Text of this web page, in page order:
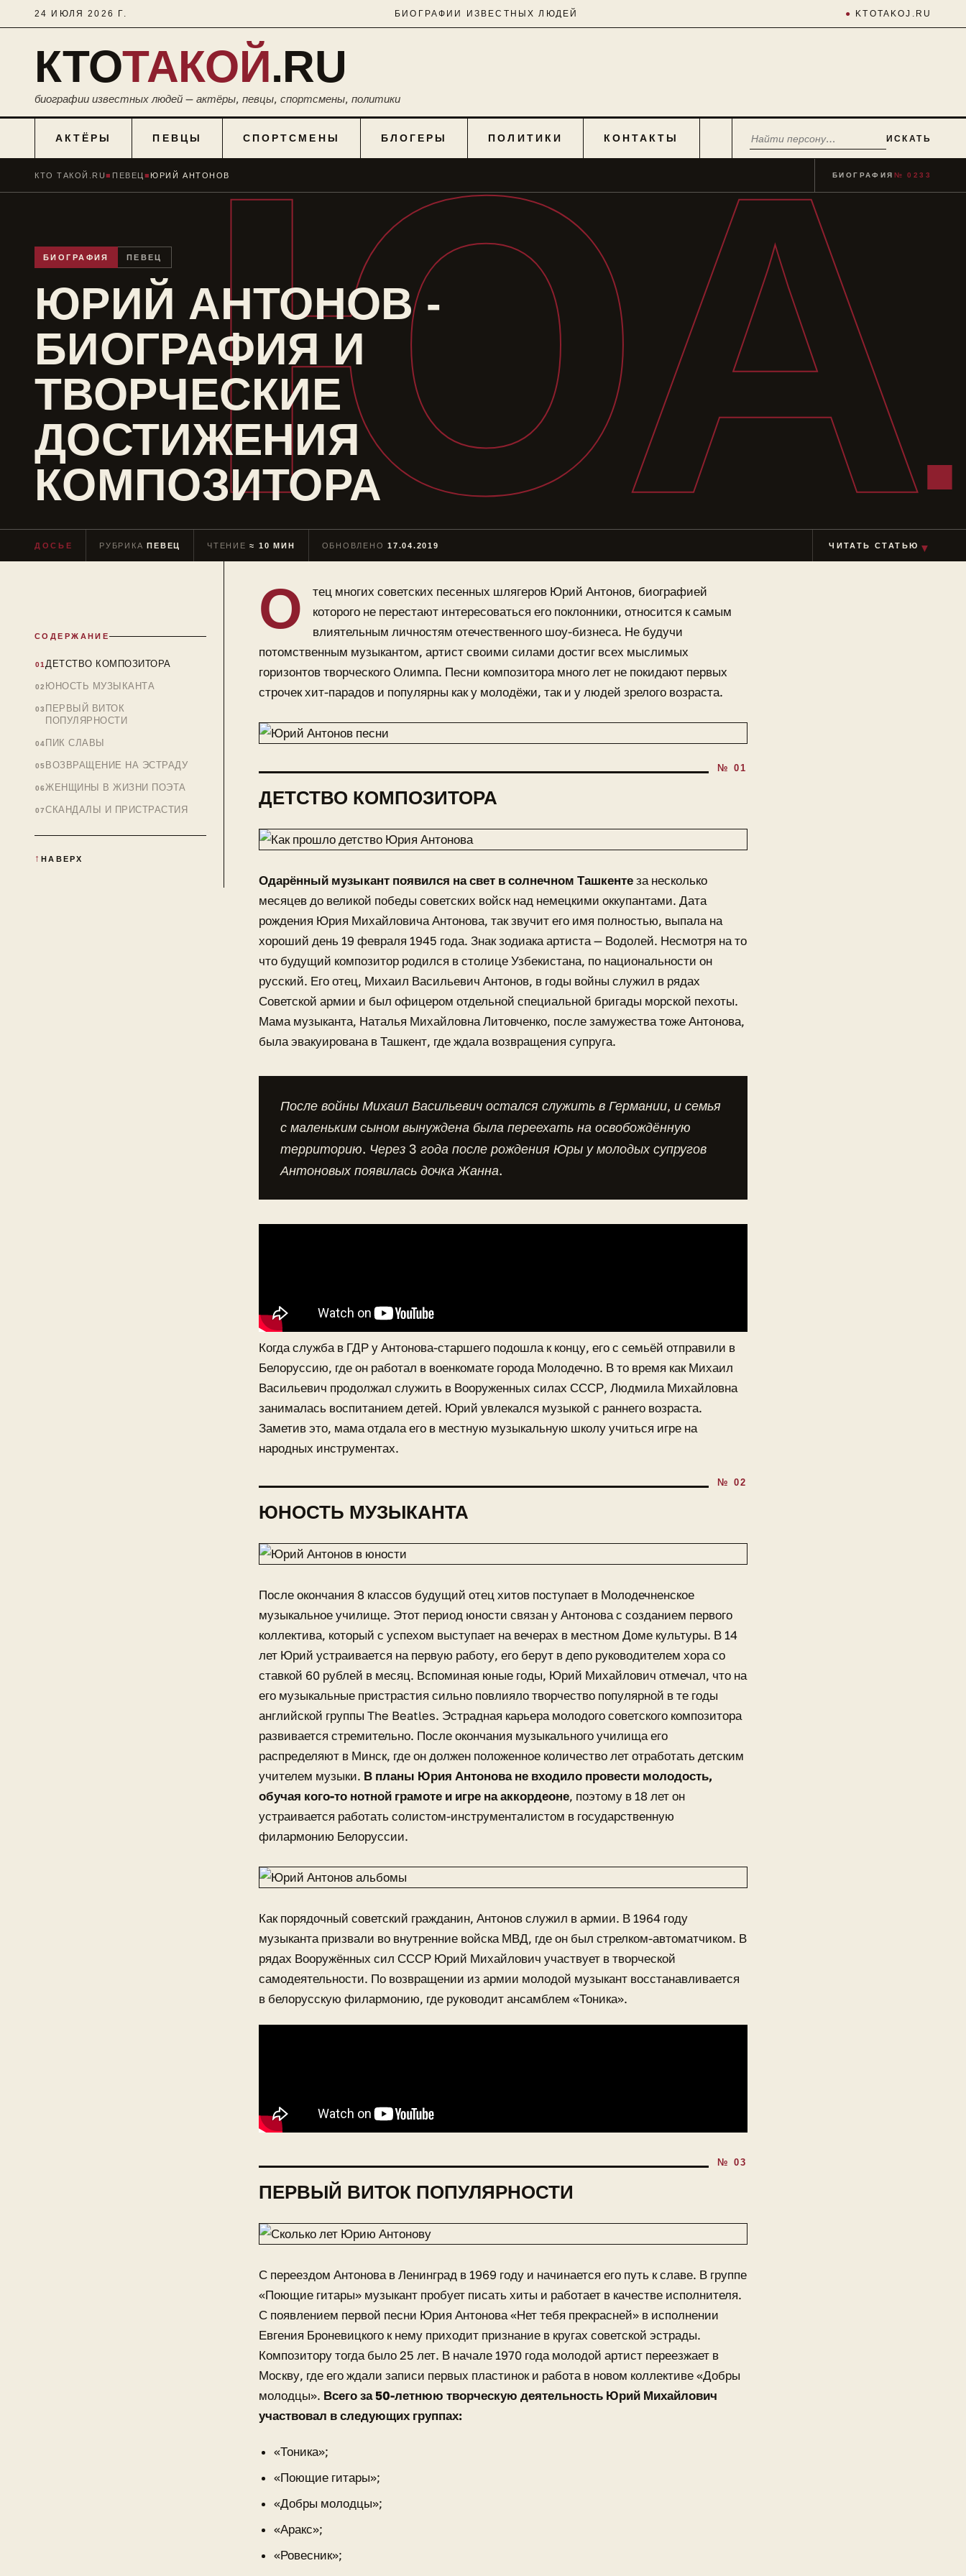
24 ИЮЛЯ 2026 Г. БИОГРАФИИ ИЗВЕСТНЫХ ЛЮДЕЙ ● KTOTAKOJ.RU
КТОТАКОЙ.RU
биографии известных людей — актёры, певцы, спортсмены, политики
АКТЁРЫ ПЕВЦЫ СПОРТСМЕНЫ БЛОГЕРЫ ПОЛИТИКИ КОНТАКТЫ ИСКАТЬ
ЮА
КТО ТАКОЙ.RU■ ПЕВЕЦ ■ ЮРИЙ АНТОНОВ БИОГРАФИЯ № 0233
БИОГРАФИЯ ПЕВЕЦ
ЮРИЙ АНТОНОВ -
БИОГРАФИЯ И
ТВОРЧЕСКИЕ
ДОСТИЖЕНИЯ
КОМПОЗИТОРА
ДОСЬЕ РУБРИКАПЕВЕЦ ЧТЕНИЕ≈ 10 МИН ОБНОВЛЕНО17.04.2019 ЧИТАТЬ СТАТЬЮ ▼
СОДЕРЖАНИЕ
ДЕТСТВО КОМПОЗИТОРА
ЮНОСТЬ МУЗЫКАНТА
ПЕРВЫЙ ВИТОК
ПОПУЛЯРНОСТИ
ПИК СЛАВЫ
ВОЗВРАЩЕНИЕ НА ЭСТРАДУ
ЖЕНЩИНЫ В ЖИЗНИ ПОЭТА
СКАНДАЛЫ И ПРИСТРАСТИЯ
НАВЕРХ
О
тец многих советских песенных шлягеров Юрий Антонов, биографией
которого не перестают интересоваться его поклонники, относится к самым
влиятельным личностям отечественного шоу-бизнеса. Не будучи
потомственным музыкантом, артист своими силами достиг всех мыслимых
горизонтов творческого Олимпа. Песни композитора много лет не покидают первых
строчек хит-парадов и популярны как у молодёжи, так и у людей зрелого возраста.
ДЕТСТВО КОМПОЗИТОРА
Одарённый музыкант появился на свет в солнечном Ташкенте за несколько
месяцев до великой победы советских войск над немецкими оккупантами. Дата
рождения Юрия Михайловича Антонова, так звучит его имя полностью, выпала на
хороший день 19 февраля 1945 года. Знак зодиака артиста — Водолей. Несмотря на то
что будущий композитор родился в столице Узбекистана, по национальности он
русский. Его отец, Михаил Васильевич Антонов, в годы войны служил в рядах
Советской армии и был офицером отдельной специальной бригады морской пехоты.
Мама музыканта, Наталья Михайловна Литовченко, после замужества тоже Антонова,
была эвакуирована в Ташкент, где ждала возвращения супруга.
После войны Михаил Васильевич остался служить в Германии, и семья
с маленьким сыном вынуждена была переехать на освобождённую
территорию. Через 3 года после рождения Юры у молодых супругов
Антоновых появилась дочка Жанна.
Когда служба в ГДР у Антонова-старшего подошла к концу, его с семьёй отправили в
Белоруссию, где он работал в военкомате города Молодечно. В то время как Михаил
Васильевич продолжал служить в Вооруженных силах СССР, Людмила Михайловна
занималась воспитанием детей. Юрий увлекался музыкой с раннего возраста.
Заметив это, мама отдала его в местную музыкальную школу учиться игре на
народных инструментах.
ЮНОСТЬ МУЗЫКАНТА
После окончания 8 классов будущий отец хитов поступает в Молодечненское
музыкальное училище. Этот период юности связан у Антонова с созданием первого
коллектива, который с успехом выступает на вечерах в местном Доме культуры. В 14
лет Юрий устраивается на первую работу, его берут в депо руководителем хора со
ставкой 60 рублей в месяц. Вспоминая юные годы, Юрий Михайлович отмечал, что на
его музыкальные пристрастия сильно повлияло творчество популярной в те годы
английской группы The Beatles. Эстрадная карьера молодого советского композитора
развивается стремительно. После окончания музыкального училища его
распределяют в Минск, где он должен положенное количество лет отработать детским
учителем музыки. В планы Юрия Антонова не входило провести молодость,
обучая кого-то нотной грамоте и игре на аккордеоне, поэтому в 18 лет он
устраивается работать солистом-инструменталистом в государственную
филармонию Белоруссии.
Как порядочный советский гражданин, Антонов служил в армии. В 1964 году
музыканта призвали во внутренние войска МВД, где он был стрелком-автоматчиком. В
рядах Вооружённых сил СССР Юрий Михайлович участвует в творческой
самодеятельности. По возвращении из армии молодой музыкант восстанавливается
в белорусскую филармонию, где руководит ансамблем «Тоника».
ПЕРВЫЙ ВИТОК ПОПУЛЯРНОСТИ
С переездом Антонова в Ленинград в 1969 году и начинается его путь к славе. В группе
«Поющие гитары» музыкант пробует писать хиты и работает в качестве исполнителя.
С появлением первой песни Юрия Антонова «Нет тебя прекрасней» в исполнении
Евгения Броневицкого к нему приходит признание в кругах советской эстрады.
Композитору тогда было 25 лет. В начале 1970 года молодой артист переезжает в
Москву, где его ждали записи первых пластинок и работа в новом коллективе «Добры
молодцы». Всего за 50-летнюю творческую деятельность Юрий Михайлович
участвовал в следующих группах:
«Тоника»;
«Поющие гитары»;
«Добры молодцы»;
«Аракс»;
«Ровесник»;